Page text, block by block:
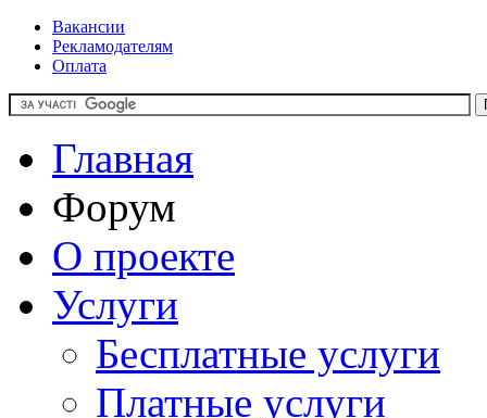
Вакансии
Рекламодателям
Оплата
Главная
Форум
О проекте
Услуги
Бесплатные услуги
Платные услуги